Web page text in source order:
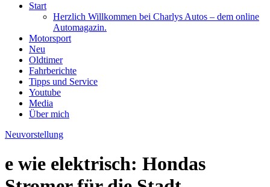
Start
Herzlich Willkommen bei Charlys Autos – dem online
Automagazin.
Motorsport
Neu
Oldtimer
Fahrberichte
Tipps und Service
Youtube
Media
Über mich
Neuvorstellung
e wie elektrisch: Hondas